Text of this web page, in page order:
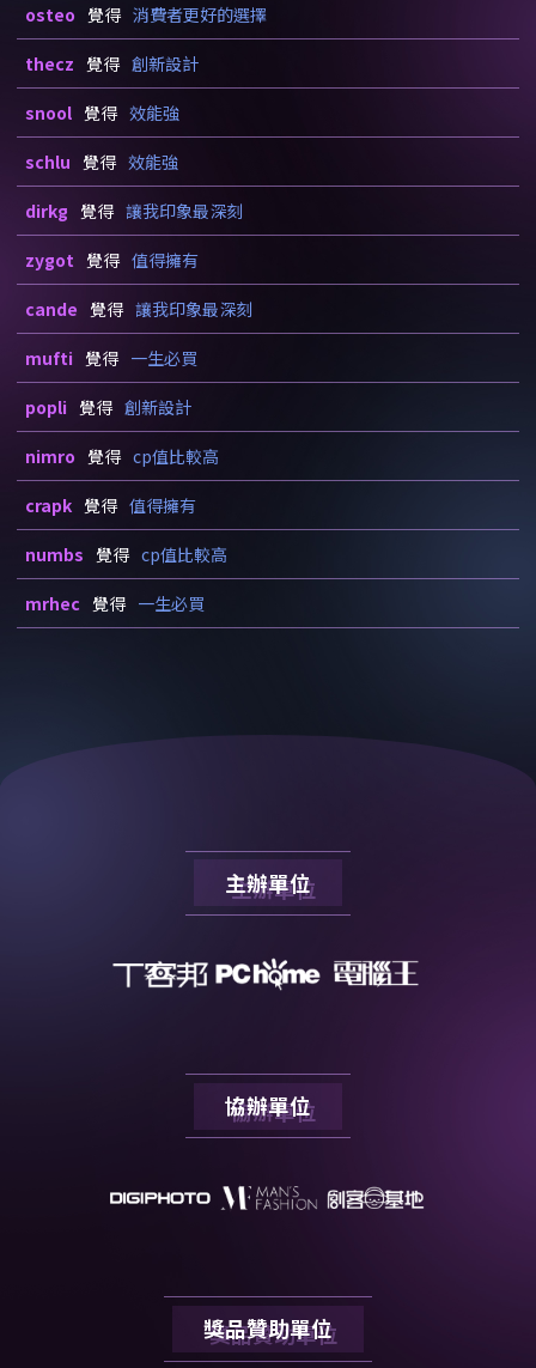
osteo 覺得 消費者更好的選擇
thecz 覺得 創新設計
snool 覺得 效能強
schlu 覺得 效能強
dirkg 覺得 讓我印象最深刻
zygot 覺得 值得擁有
cande 覺得 讓我印象最深刻
mufti 覺得 一生必買
popli 覺得 創新設計
nimro 覺得 cp值比較高
crapk 覺得 值得擁有
numbs 覺得 cp值比較高
mrhec 覺得 一生必買
主辦單位
協辦單位
獎品贊助單位